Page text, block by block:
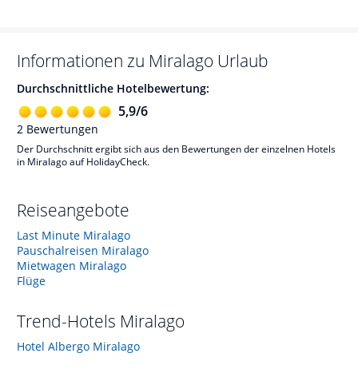
Informationen zu Miralago Urlaub
Durchschnittliche Hotelbewertung:
5,9/6
2 Bewertungen
Der Durchschnitt ergibt sich aus den Bewertungen der einzelnen Hotels
in Miralago auf HolidayCheck.
Reiseangebote
Last Minute Miralago
Pauschalreisen Miralago
Mietwagen Miralago
Flüge
Trend-Hotels Miralago
Hotel Albergo Miralago